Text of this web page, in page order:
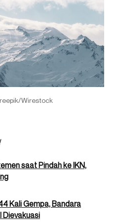
Wirestock
saat Pindah ke IKN,
Kali Gempa, Bandara
Dievakuasi